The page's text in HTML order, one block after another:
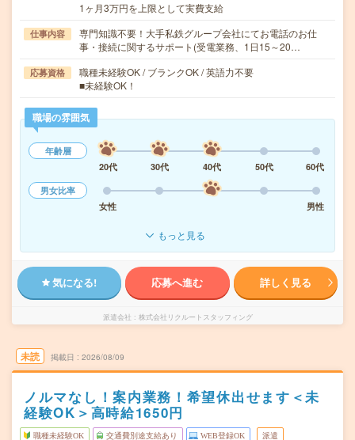
1ヶ月3万円を上限として実費支給
仕事内容
専門知識不要！大手私鉄グループ会社にてお電話のお仕
事・接続に関するサポート(受電業務、1日15～20…
応募資格
職種未経験OK / ブランクOK / 英語力不要
■未経験OK！
職場の雰囲気
年齢層
20代
30代 40代 50代
60代
男女比率
女性
男性
もっと見る
気になる! 応募へ進む 詳しく見る
派遣会社 株式会社リクルートスタッフィング
未読 掲載日 2026/08/09
ノルマなし！案内業務！希望休出せます＜未
経験OK＞高時給1650円
職種未経験OK 交通費別途支給あり WEB登録OK 派遣